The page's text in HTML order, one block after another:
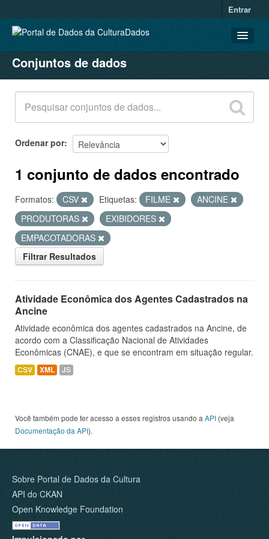
Entrar
CONJUNTOS DE DADOS
ORGANIZAÇÕES
GRUPOS
SOBRE
Conjuntos de dados
Ordenar por
1 conjunto de dados encontrado
Formatos: CSV Etiquetas: FILME
ANCINE
PRODUTORAS
EXIBIDORES
EMPACOTADORAS
Filtrar Resultados
Atividade Econômica dos Agentes Cadastrados na
Ancine
Atividade econômica dos agentes cadastrados na Ancine, de
acordo com a Classificação Nacional de Atividades
Econômicas (CNAE), e que se encontram em situação regular.
CSV XML JS
Você também pode ter acesso a esses registros usando a API (veja
Documentação da API).
Sobre Portal de Dados da Cultura
API do CKAN
Open Knowledge Foundation